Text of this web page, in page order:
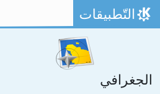
تخط المحتوى
الصفحة الرئيسة
التّطبيقات
الجغرافي